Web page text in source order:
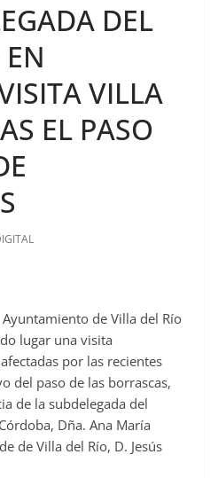
DEL
VILLA
EL PASO
de Villa del Río
lugar una visita
por las recientes
del paso de las borrascas,
de la subdelegada del
Dña. Ana María
de Villa del Río, D. Jesús